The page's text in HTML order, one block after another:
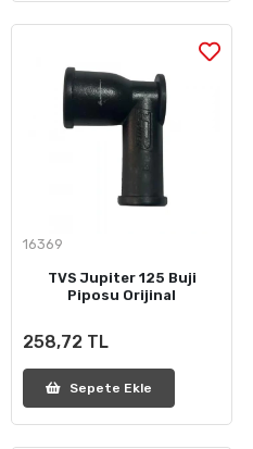
16369
TVS Jupiter 125 Buji
Piposu Orijinal
258,72 TL
Sepete Ekle